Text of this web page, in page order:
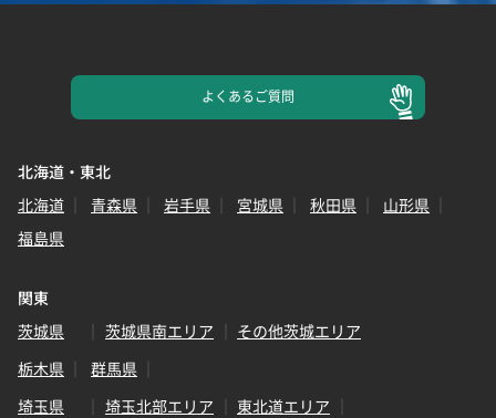
よくあるご質問
北海道・東北
北海道
青森県 岩手県 宮城県 秋田県
山形県
福島県
関東
茨城県
茨城県南エリア
その他茨城エリア
栃木県
群馬県
埼玉県
埼玉北部エリア
東北道エリア